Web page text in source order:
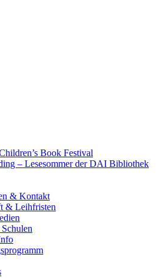
Book Festival
– Lesesommer der DAI Bibliothek
& Kontakt
& Leihfristen